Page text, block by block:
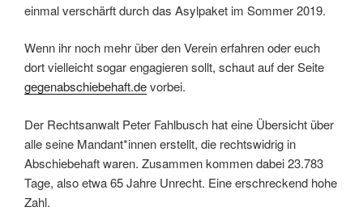
einmal verschärft durch das Asylpaket im Sommer 2019.
Wenn ihr noch mehr über den Verein erfahren oder euch
dort vielleicht sogar engagieren sollt, schaut auf der Seite
gegenabschiebehaft.devorbei.
Der Rechtsanwalt Peter Fahlbusch hat eine Übersicht über
alle seine Mandant*innen erstellt, die rechtswidrig in
Abschiebehaft waren. Zusammen kommen dabei 23.783
Tage, also etwa 65 Jahre Unrecht. Eine erschreckend hohe
Zahl.